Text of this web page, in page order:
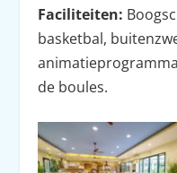
Faciliteiten:
basketbal,
de boules.